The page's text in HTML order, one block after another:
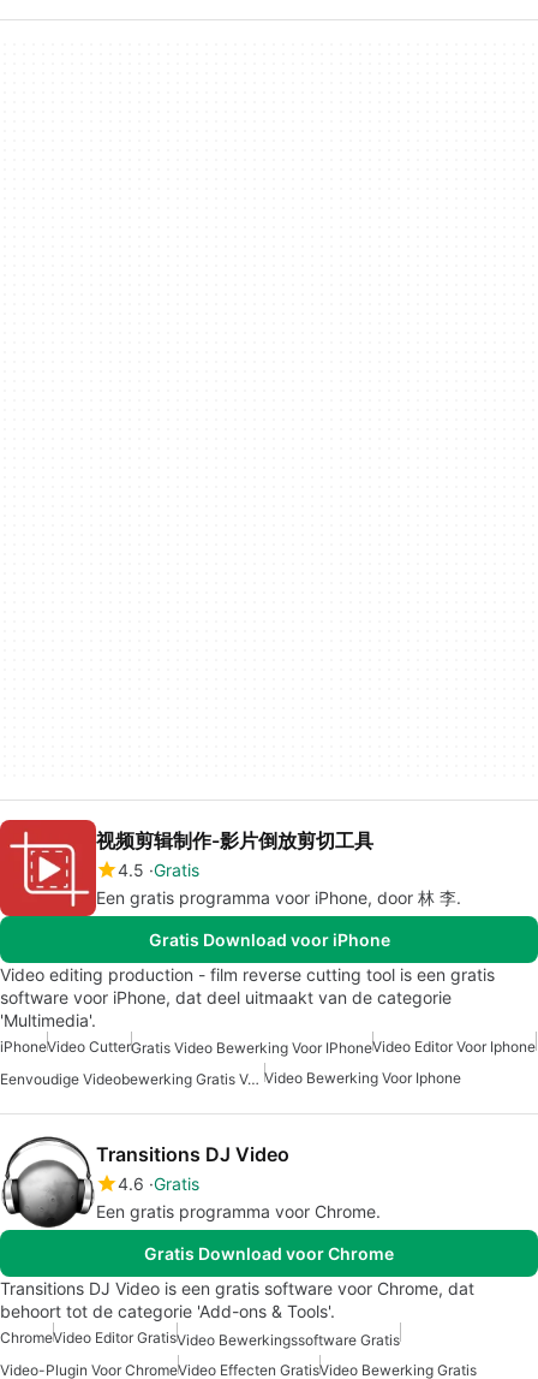
视频剪辑制作-影片倒放剪切工具
4.5 Gratis
Een gratis programma voor iPhone, door 林 李.
Gratis Download voor iPhone
Video editing production - film reverse cutting tool is een gratis
software voor iPhone, dat deel uitmaakt van de categorie
'Multimedia'.
iPhoneVideo CutterGratis Video Bewerking Voor IPhoneVideo Editor Voor Iphone
Eenvoudige Videobewerking Gratis Voor IPhone Video Bewerking Voor Iphone
Transitions DJ Video
4.6 Gratis
Een gratis programma voor Chrome.
Gratis Download voor Chrome
Transitions DJ Video is een gratis software voor Chrome, dat
behoort tot de categorie 'Add-ons & Tools'.
ChromeVideo Editor GratisVideo Bewerkingssoftware Gratis
Video-Plugin Voor ChromeVideo Effecten GratisVideo Bewerking Gratis